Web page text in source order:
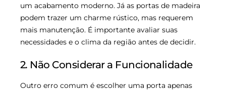
um acabamento moderno. Já as portas de madeira
podem trazer um charme rústico, mas requerem
mais manutenção. É importante avaliar suas
necessidades e o clima da região antes de decidir.
2. Não Considerar a Funcionalidade
Outro erro comum é escolher uma porta apenas